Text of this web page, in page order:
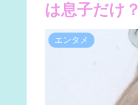
は息子だけ？
エンタメ